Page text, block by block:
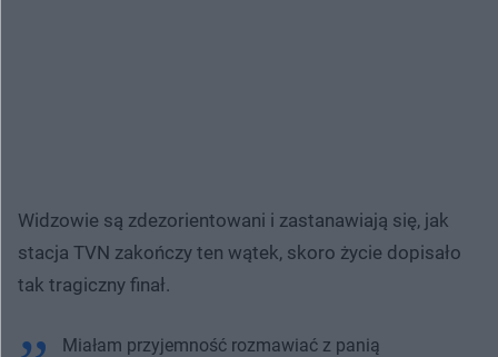
Widzowie są zdezorientowani i zastanawiają się, jak
stacja TVN zakończy ten wątek, skoro życie dopisało
tak tragiczny finał.
Miałam przyjemność rozmawiać z panią